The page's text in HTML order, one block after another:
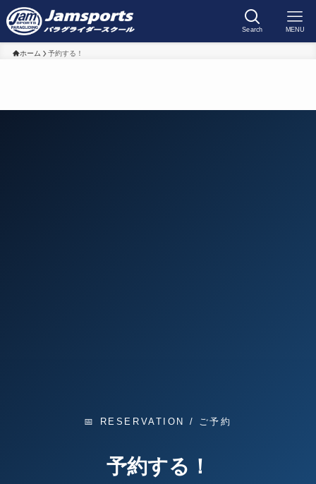
Search MENU
ホーム 予約する！
📅 RESERVATION / ご予約
予約する！